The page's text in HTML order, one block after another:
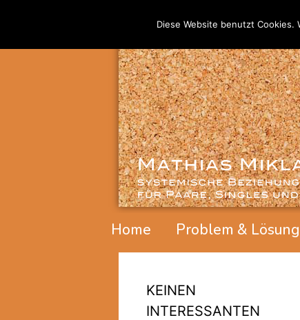
Home Problem & Lösung
KEINEN
INTERESSANTEN
Diese Website benutzt Cookies.